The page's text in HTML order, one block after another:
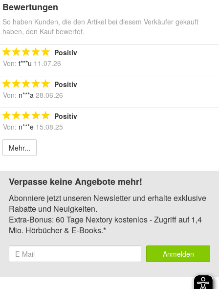
Bewertungen
So haben Kunden, die den Artikel bei diesem Verkäufer gekauft
haben, den Kauf bewertet.
Positiv
Von: t***u 11.07.26
Positiv
Von: n***a 28.06.26
Positiv
Von: n***e 15.08.25
Mehr...
Verpasse keine Angebote mehr!
Abonniere jetzt unseren Newsletter und erhalte exklusive
Rabatte und Neuigkeiten.
Extra-Bonus: 60 Tage Nextory kostenlos - Zugriff auf 1,4
Mio. Hörbücher & E-Books.*
Anmelden